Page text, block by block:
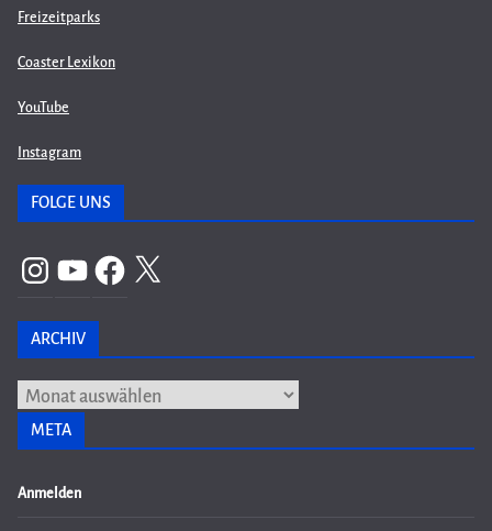
Freizeitparks
Coaster Lexikon
YouTube
Instagram
FOLGE UNS
InstagramYouTubeFacebook
X
ARCHIV
Archiv
META
Anmelden